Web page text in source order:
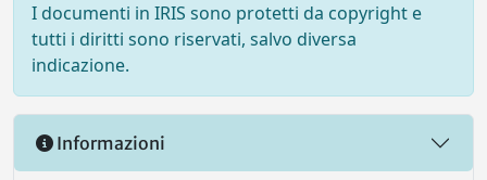
I documenti in IRIS sono protetti da copyright e
tutti i diritti sono riservati, salvo diversa
indicazione.
Informazioni